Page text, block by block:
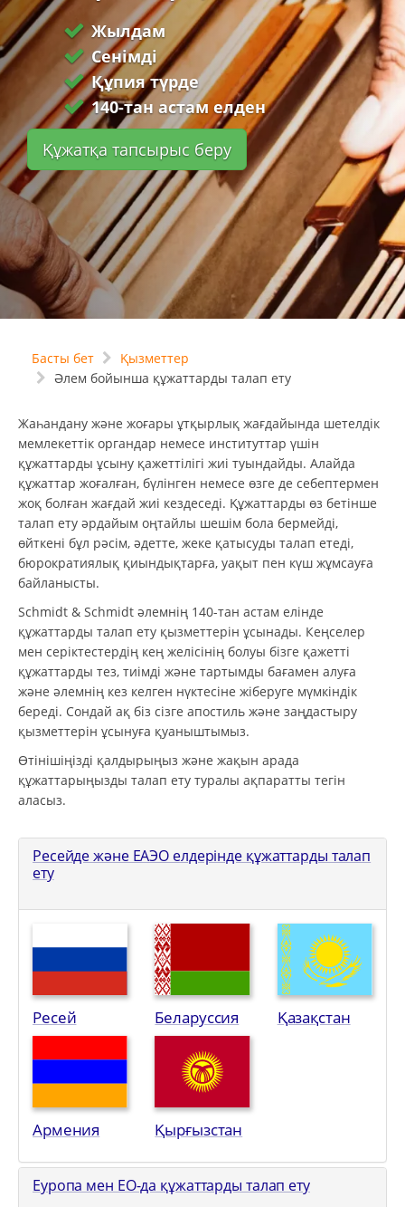
Жылдам
Сенімді
Құпия түрде
140-тан астам елден
Құжатқа тапсырыс беру
Басты бет
Қызметтер
Әлем бойынша құжаттарды талап ету
Жаһандану және жоғары ұтқырлық жағдайында шетелдік
мемлекеттік органдар немесе институттар үшін
құжаттарды ұсыну қажеттілігі жиі туындайды. Алайда
құжаттар жоғалған, бүлінген немесе өзге де себептермен
жоқ болған жағдай жиі кездеседі. Құжаттарды өз бетінше
талап ету әрдайым оңтайлы шешім бола бермейді,
өйткені бұл рәсім, әдетте, жеке қатысуды талап етеді,
бюрократиялық қиындықтарға, уақыт пен күш жұмсауға
байланысты.
Schmidt & Schmidt әлемнің 140-тан астам елінде
құжаттарды талап ету қызметтерін ұсынады. Кеңселер
мен серіктестердің кең желісінің болуы бізге қажетті
құжаттарды тез, тиімді және тартымды бағамен алуға
және әлемнің кез келген нүктесіне жіберуге мүмкіндік
береді. Сондай ақ біз сізге апостиль және заңдастыру
қызметтерін ұсынуға қуаныштымыз.
Өтінішіңізді қалдырыңыз және жақын арада
құжаттарыңызды талап ету туралы ақпаратты тегін
аласыз.
Ресейде және ЕАЭО елдерінде құжаттарды талап
ету
Ресей Беларуссия Қазақстан
Армения Қырғызстан
Еуропа мен ЕО-да құжаттарды талап ету